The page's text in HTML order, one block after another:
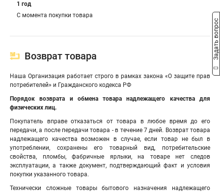
1 год
С момента покупки товара
Возврат товара
Наша Организация работает строго в рамках закона «О защите прав
потребителей» и Гражданского кодекса РФ
Порядок возврата и обмена товара надлежащего качества для
физических лиц.
Покупатель вправе отказаться от товара в любое время до его
передачи, а после передачи товара - в течение 7 дней. Возврат товара
надлежащего качества возможен в случае, если товар не был в
употреблении, сохранены его товарный вид, потребительские
свойства, пломбы, фабричные ярлыки, на товаре нет следов
эксплуатации, а также документ, подтверждающий факт и условия
покупки указанного товара.
Технически сложные товары бытового назначения надлежащего
Задать вопрос